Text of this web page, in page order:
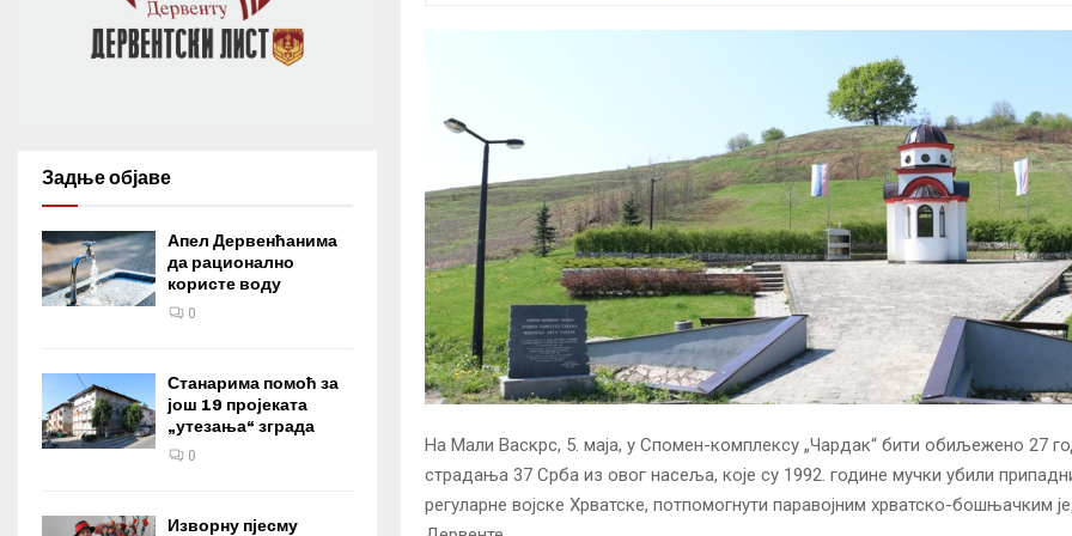
На Мали Васкрс, 5. маја, у Спомен-комплексу „Чардак“ бити обиљежено 27
страдања 37 Срба из овог насеља, које су 1992. године мучки убили
регуларне војске Хрватске, потпомогнути паравојним хрватско-бошњачким
Задње објаве
Апел Дервенћанима
да рационално
користе воду
0
Станарима помоћ за
још 19 пројеката
„утезања“ зграда
0
Изворну пјесму